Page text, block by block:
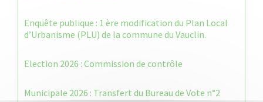
Enquête publique : 1 ère modification du Plan Local
d’Urbanisme (PLU) de la commune du Vauclin.
Election 2026 : Commission de contrôle
Municipale 2026 : Transfert du Bureau de Vote n°2